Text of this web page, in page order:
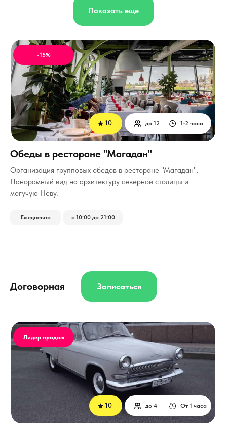
Показать еще
Организация групповых обедов в ресторане "Магадан".
Панорамный вид на архитектуру северной столицы и
могучую Неву.
Договорная
1-2 часа
до 12
Ежедневно с 10:00 до 21:00
-15%
Записаться
Обеды в ресторане "Магадан"
10
От 1 часа
до 4
Лидер продаж
10